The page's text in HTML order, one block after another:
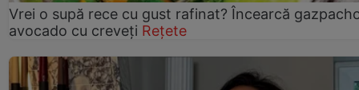
Vrei o supă rece cu gust rafinat? Încearcă
avocado cu creveți Rețete